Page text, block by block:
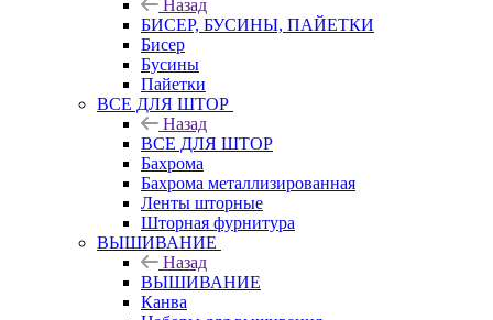
Назад
БИСЕР, БУСИНЫ, ПАЙЕТКИ
Бисер
Бусины
Пайетки
ВСЕ ДЛЯ ШТОР
Назад
ВСЕ ДЛЯ ШТОР
Бахрома
Бахрома металлизированная
Ленты шторные
Шторная фурнитура
ВЫШИВАНИЕ
Назад
ВЫШИВАНИЕ
Канва